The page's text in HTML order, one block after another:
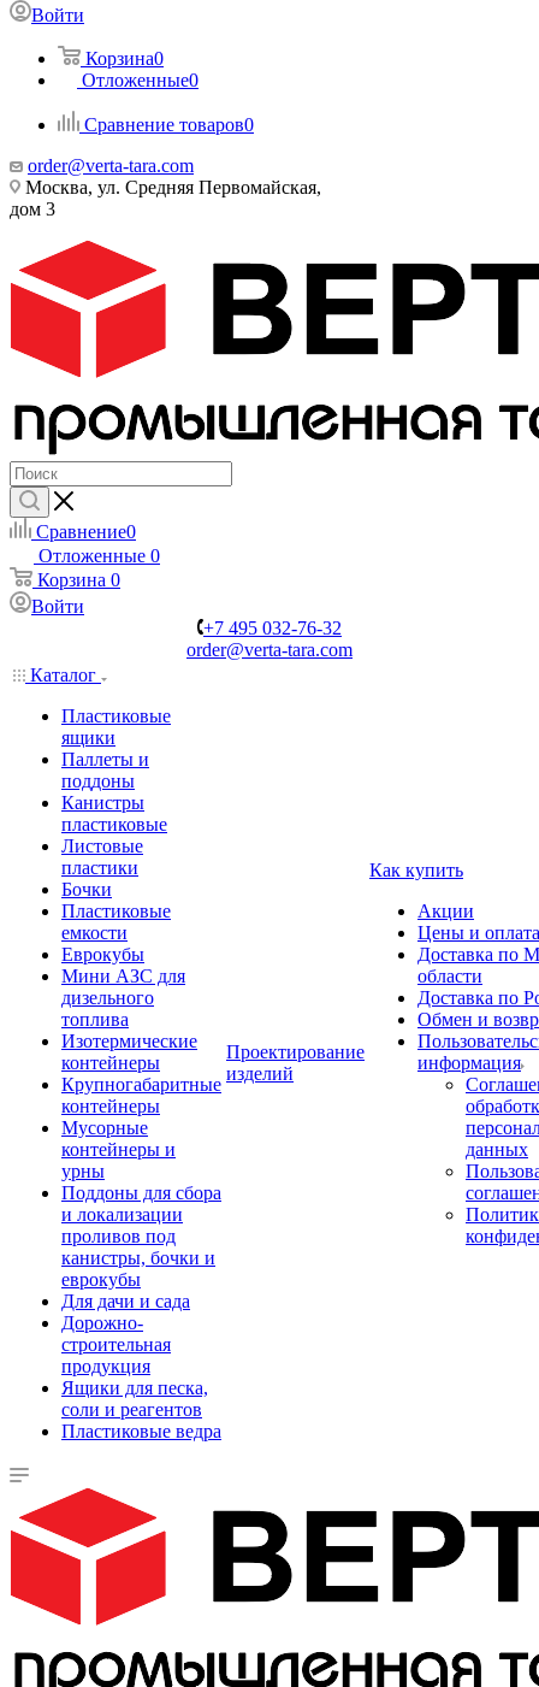
Войти
Корзина0
Отложенные0
Сравнение товаров0
order@verta-tara.com
Москва, ул. Средняя Первомайская,
дом 3
Сравнение0
Отложенные 0
Корзина 0
Войти
+7 495 032-76-32
order@verta-tara.com
Каталог
Пластиковые
ящики
Паллеты и
поддоны
Канистры
пластиковые
Листовые
пластики
Бочки
Пластиковые
емкости
Еврокубы
Мини АЗС для
дизельного
топлива
Изотермические
контейнеры
Крупногабаритные
контейнеры
Мусорные
контейнеры и
урны
Поддоны для сбора
и локализации
проливов под
канистры, бочки и
еврокубы
Для дачи и сада
Дорожно-
строительная
продукция
Ящики для песка,
соли и реагентов
Пластиковые ведра
Проектирование
изделий
Как купить
Акции
Цены и оплата
Доставка по
области
Доставка по
Обмен и
информация
данных